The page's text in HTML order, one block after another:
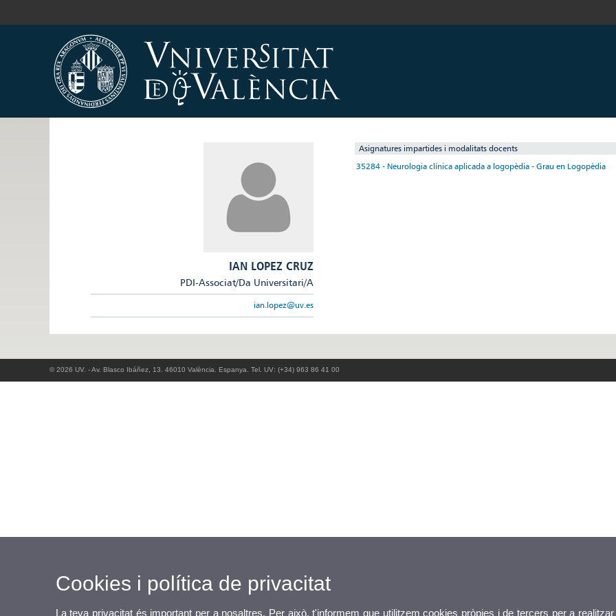
IAN LOPEZ CRUZ
PDI-Associat/Da Universitari/A
ian.lopez@uv.es
Asignatures impartides i modalitats docents
35284 - Neurologia clínica aplicada a logopèdia - Grau en Logopèdia
© 2026 UV. - Av. Blasco Ibáñez, 13. 46010 València. Espanya. Tel. UV: (+34) 963 86 41 00
Cookies i política de privacitat
La teva privacitat és important per a nosaltres. Per això, t'informem que utilitzem cookies pròpies i de tercers per a realitzar